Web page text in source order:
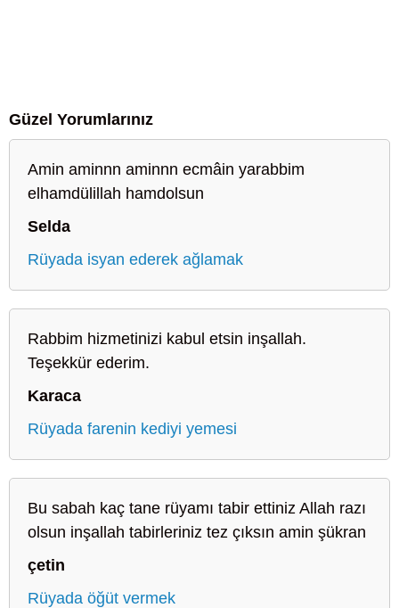
Güzel Yorumlarınız
Amin aminnn aminnn ecmâin yarabbim
elhamdülillah hamdolsun
Selda
Rüyada isyan ederek ağlamak
Rabbim hizmetinizi kabul etsin inşallah.
Teşekkür ederim.
Karaca
Rüyada farenin kediyi yemesi
Bu sabah kaç tane rüyamı tabir ettiniz Allah razı
olsun inşallah tabirleriniz tez çıksın amin şükran
çetin
Rüyada öğüt vermek